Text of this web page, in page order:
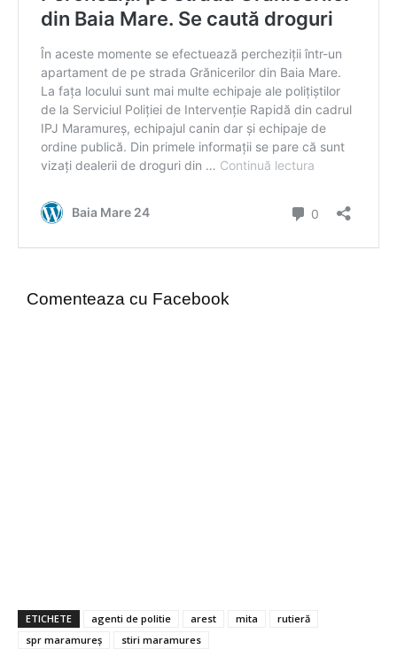
Comenteaza cu Facebook
ETICHETE agenti de politie arest mita
rutieră
spr maramureș
stiri maramures